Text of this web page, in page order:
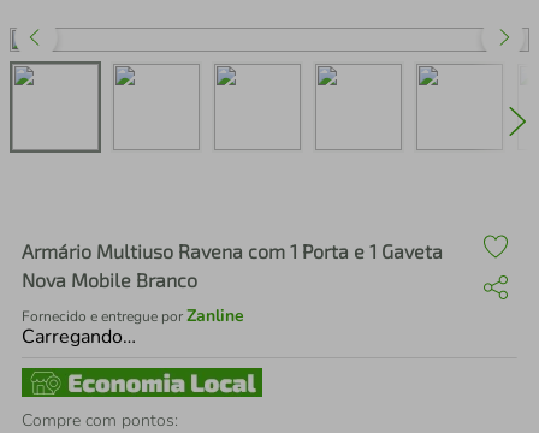
Armário Multiuso Ravena com 1 Porta e 1 Gaveta
Nova Mobile Branco
Fornecido e entregue porZanline
Carregando…
Compre com pontos:
perfume